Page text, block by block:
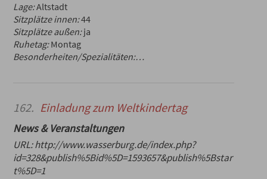
Lage:Altstadt
Sitzplätze innen:44
Sitzplätze außen:ja
Ruhetag:Montag
Besonderheiten/Spezialitäten:…
162. Einladung zum Weltkindertag
News & Veranstaltungen
URL:http://www.wasserburg.de/index.php?
id=328&publish%5Bid%5D=1593657&publish%5Bstar
t%5D=1